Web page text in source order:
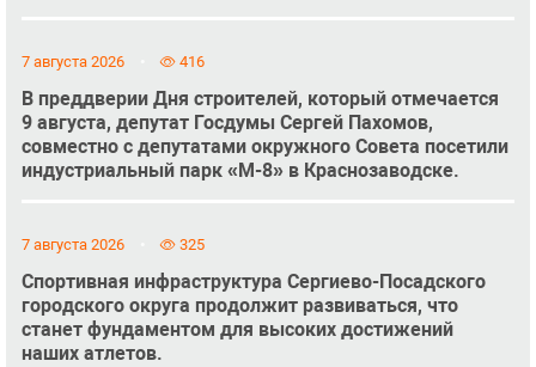
7 августа 2026 416
В преддверии Дня строителей, который отмечается
9 августа, депутат Госдумы Сергей Пахомов,
совместно с депутатами окружного Совета посетили
индустриальный парк «М-8» в Краснозаводске.
7 августа 2026 325
Спортивная инфраструктура Сергиево-Посадского
городского округа продолжит развиваться, что
станет фундаментом для высоких достижений
наших атлетов.